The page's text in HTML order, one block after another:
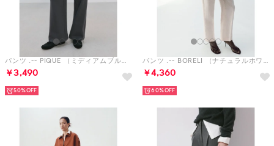
パンツ .-- PIQUE （ミディアムブルー）
￥3,490
50%
パンツ .-- BORELI （ナチュラルホワイト）
￥4,360
60%